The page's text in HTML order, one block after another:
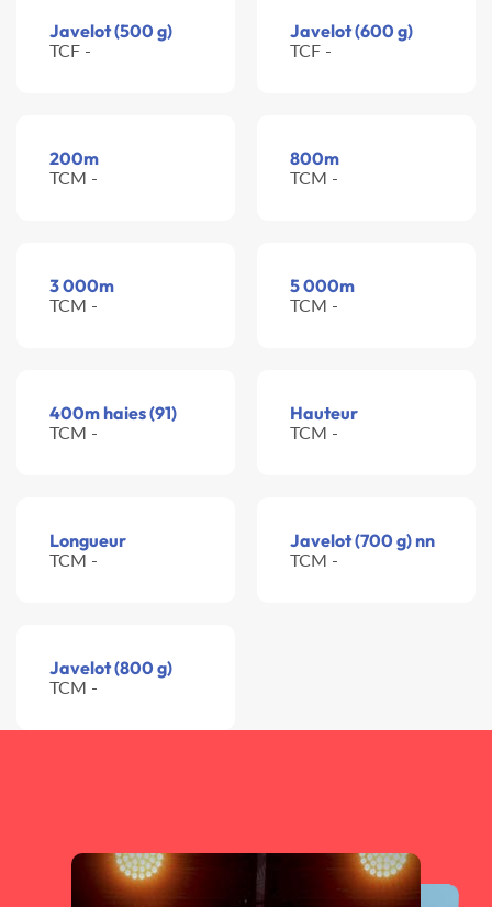
Javelot (500 g)
TCF -
Javelot (600 g)
TCF -
200m
TCM -
800m
TCM -
3 000m
TCM -
5 000m
TCM -
400m haies (91)
TCM -
Hauteur
TCM -
Longueur
TCM -
Javelot (700 g) nn
TCM -
Javelot (800 g)
TCM -